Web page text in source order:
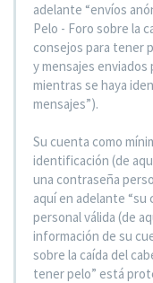
adelante “envíos
Pelo - Foro sobre la
consejos para tener
y mensajes
mientras se haya
mensajes”).
Su cuenta como
identificación (de
una contraseña
aquí en adelante “su
personal válida (de
información de su
sobre la caída del
tener pelo” está